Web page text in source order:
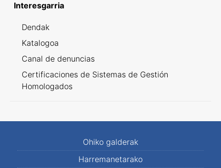
Interesgarria
Dendak
Katalogoa
Canal de denuncias
Certificaciones de Sistemas de Gestión
Homologados
Ohiko galderak
Harremanetarako